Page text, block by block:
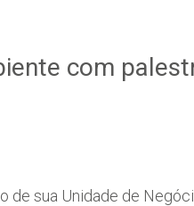
com
de sua Unidade de